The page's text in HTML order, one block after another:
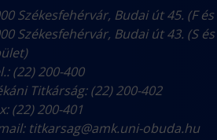
Székesfehérvár, Budai út 45. (F
Székesfehérvár, Budai út 43. (S és
(22) 200-400
Titkárság: (22) 200-402
(22) 200-401
titkarsag@amk.uni-obuda.hu